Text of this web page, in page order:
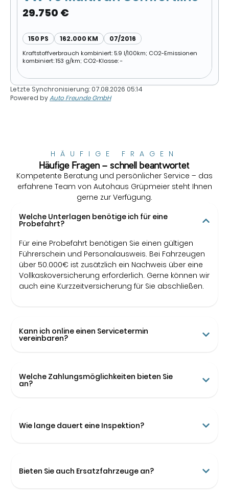
29.750 €
150 PS 162.000 KM 07/2016
Kraftstoffverbrauch kombiniert: 5.9 l/100km; CO2-Emissionen
kombiniert: 153 g/km; CO2-Klasse: -
Letzte Synchronisierung: 07.08.2026 05:14
Powered byAuto Freunde GmbH
HÄUFIGE FRAGEN
Häufige Fragen – schnell beantwortet
Kompetente Beratung und persönlicher Service – das
erfahrene Team von Autohaus Grüpmeier steht Ihnen
gerne zur Verfügung.
Welche Unterlagen benötige ich für eine
Probefahrt?
Für eine Probefahrt benötigen Sie einen gültigen
Führerschein und Personalausweis. Bei Fahrzeugen
über 50.000€ ist zusätzlich ein Nachweis über eine
Vollkaskoversicherung erforderlich. Gerne können wir
auch eine Kurzzeitversicherung für Sie abschließen.
Kann ich online einen Servicetermin
vereinbaren?
Welche Zahlungsmöglichkeiten bieten Sie
an?
Wie lange dauert eine Inspektion?
Bieten Sie auch Ersatzfahrzeuge an?